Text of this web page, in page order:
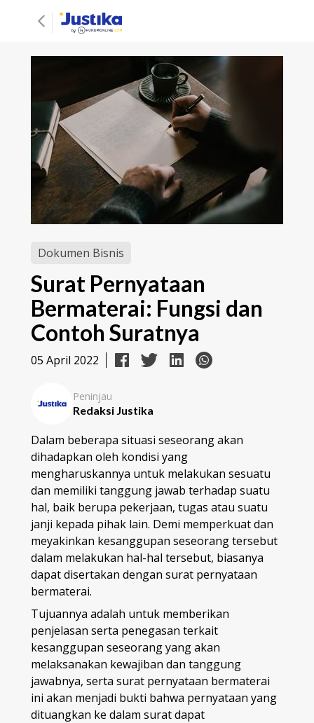
Dokumen Bisnis
Surat Pernyataan
Bermaterai: Fungsi dan
Contoh Suratnya
05 April 2022
Peninjau
Redaksi Justika
Dalam beberapa situasi seseorang akan
dihadapkan oleh kondisi yang
mengharuskannya untuk melakukan sesuatu
dan memiliki tanggung jawab terhadap suatu
hal, baik berupa pekerjaan, tugas atau suatu
janji kepada pihak lain. Demi memperkuat dan
meyakinkan kesanggupan seseorang tersebut
dalam melakukan hal-hal tersebut, biasanya
dapat disertakan dengan surat pernyataan
bermaterai.
Tujuannya adalah untuk memberikan
penjelasan serta penegasan terkait
kesanggupan seseorang yang akan
melaksanakan kewajiban dan tanggung
jawabnya, serta surat pernyataan bermaterai
ini akan menjadi bukti bahwa pernyataan yang
dituangkan ke dalam surat dapat